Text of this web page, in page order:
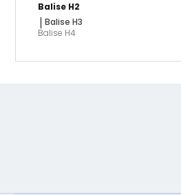
Balise H2
Balise H3
Balise H4